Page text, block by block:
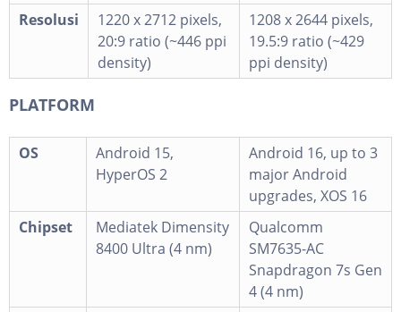
Resolusi
1220 x 2712 pixels,
20:9 ratio (~446 ppi
density)
1208 x 2644 pixels,
19.5:9 ratio (~429
ppi density)
PLATFORM
OS
Android 15,
HyperOS 2
Android 16, up to 3
major Android
upgrades, XOS 16
Chipset
Mediatek Dimensity
8400 Ultra (4 nm)
Qualcomm
SM7635-AC
Snapdragon 7s Gen
4 (4 nm)